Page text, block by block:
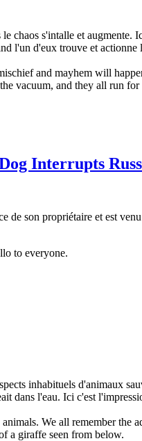
chaos s'intalle et augmente.
l'un d'eux trouve et actionne
and mayhem will
vacuum, and they all run for
Interrupts
de son propriétaire et est
to everyone.
inhabituels d'animaux
dans l'eau. Ici c'est
We all remember the
a giraffe seen from below.